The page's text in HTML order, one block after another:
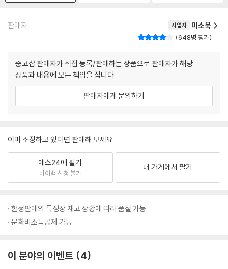
판매자 사업자 미소북
648명 평가
중고샵 판매자가 직접 등록/판매하는 상품으로 판매자가 해당
상품과 내용에 모든 책임을 집니다.
판매자에게 문의하기
이미 소장하고 있다면 판매해 보세요.
예스24에 팔기
바이백 신청 불가
내 가게에서 팔기
한정판매의 특성상 재고 상황에 따라 품절 가능
문화비소득공제 가능
이 분야의 이벤트 4